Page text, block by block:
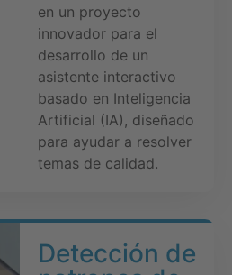
en un proyecto
innovador para el
desarrollo de un
asistente interactivo
basado en Inteligencia
Artificial (IA), diseñado
para ayudar a resolver
temas de calidad.
Detección de